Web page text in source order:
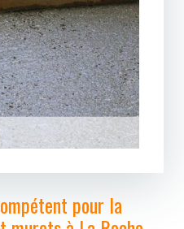
pour la